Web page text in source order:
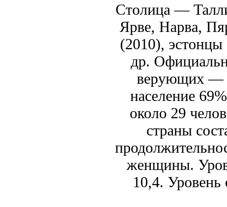
Столица —
Ярве, Нарва,
(2010),
др.
верующих —
население
около 29
страны
женщины.
10,4.